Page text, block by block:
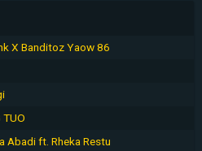
X Banditoz Yaow 86
TUO
Abadi ft. Rheka Restu